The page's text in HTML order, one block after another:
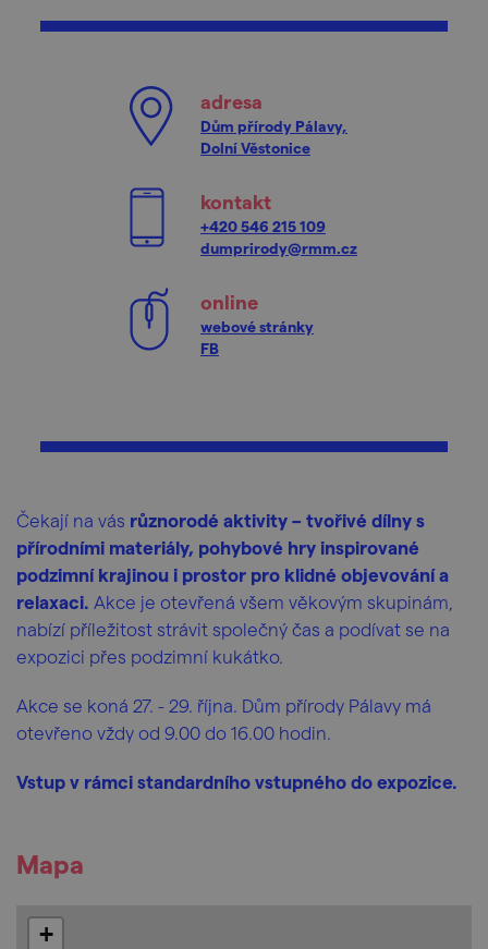
adresa
Dům přírody Pálavy,
Dolní Věstonice
kontakt
+420 546 215 109
dumprirody@rmm.cz
online
webové stránky
FB
Čekají na vás různorodé aktivity – tvořivé dílny s
přírodními materiály, pohybové hry inspirované
podzimní krajinou i prostor pro klidné objevování a
relaxaci. Akce je otevřená všem věkovým skupinám,
nabízí příležitost strávit společný čas a podívat se na
expozici přes podzimní kukátko.
Akce se koná 27. - 29. října. Dům přírody Pálavy má
otevřeno vždy od 9.00 do 16.00 hodin.
Vstup v rámci standardního vstupného do expozice.
Mapa
+